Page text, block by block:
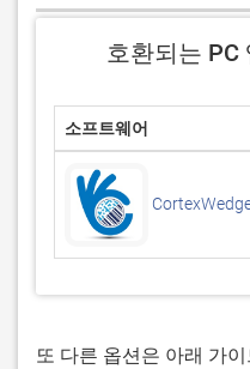
호환되는 PC
소프트웨어
또 다른 옵션은 아래 가